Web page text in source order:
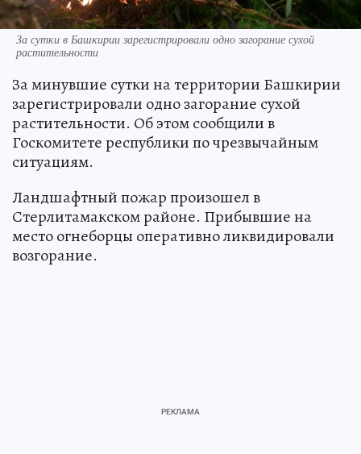
За сутки в Башкирии зарегистрировали одно загорание сухой
растительности
За минувшие сутки на территории Башкирии
зарегистрировали одно загорание сухой
растительности. Об этом сообщили в
Госкомитете республики по чрезвычайным
ситуациям.
Ландшафтный пожар произошел в
Стерлитамакском районе. Прибывшие на
место огнеборцы оперативно ликвидировали
возгорание.